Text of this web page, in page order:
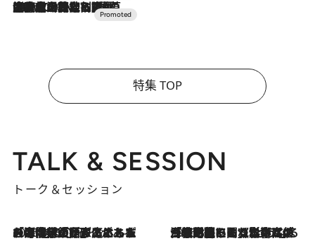
2026.7.10
NEW OPEN！【界 草津】名湯の地に誕生。趣の異なる2種の温泉と上州ならではの会席・蕎麦割烹など美食を味わう究極の癒やし旅
特集 TOP
TALK & SESSION
トーク＆セッション
2026.8.3
「今後値上げがあるとすれば…」「リスクがあるのは今年の冬」エネルギー専門家が語る、ホルムズ海峡封鎖が家庭にもたらす“ある心配” 2026.8.3
「住宅建てられない…」「サーチャージ料の高値が続いている」ホルムズ海峡封鎖による影響はいつまで続く？《エネルギー専門家に聞く“どうなる日本の暮らし”》